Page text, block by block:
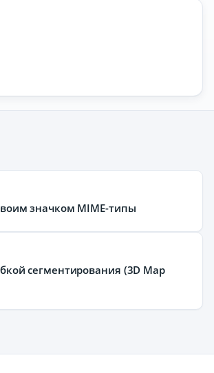
значком MIME-типы
сегментирования (3D Map